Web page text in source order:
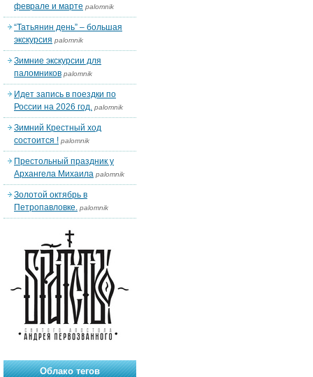
феврале и марте palomnik
“Татьянин день” – большая
экскурсия palomnik
Зимние экскурсии для
паломников palomnik
Идет запись в поездки по
России на 2026 год. palomnik
Зимний Крестный ход
состоится ! palomnik
Престольный праздник у
Архангела Михаила palomnik
Золотой октябрь в
Петропавловке. palomnik
Облако тегов